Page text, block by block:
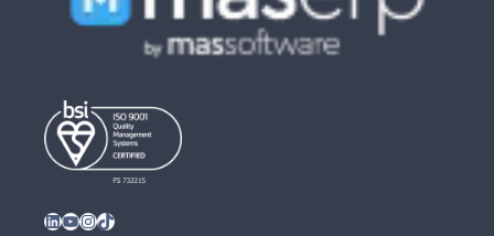
LinkedIn YouTube InstagramTikTok